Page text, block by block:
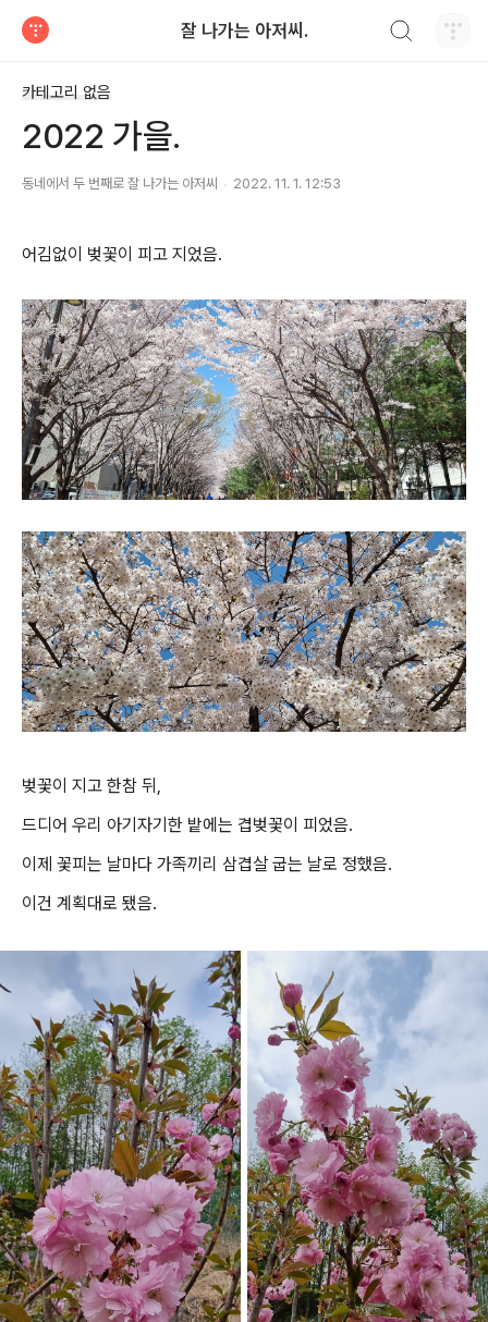
잘 나가는 아저씨.
카테고리 없음
2022 가을.
동네에서 두 번째로 잘 나가는 아저씨 2022. 11. 1. 12:53
어김없이 벚꽃이 피고 지었음.
벚꽃이 지고 한참 뒤,
드디어 우리 아기자기한 밭에는 겹벚꽃이 피었음.
이제 꽃피는 날마다 가족끼리 삼겹살 굽는 날로 정했음.
이건 계획대로 됐음.